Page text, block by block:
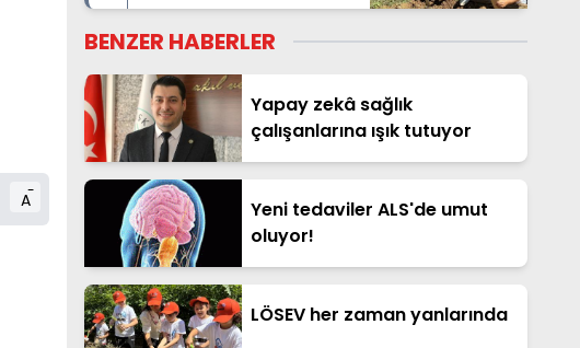
A-
BENZER HABERLER
Yapay zekâ sağlık
çalışanlarına ışık tutuyor
Yeni tedaviler ALS'de umut
oluyor!
LÖSEV her zaman yanlarında